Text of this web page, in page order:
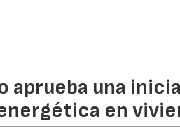
aprueba una
en